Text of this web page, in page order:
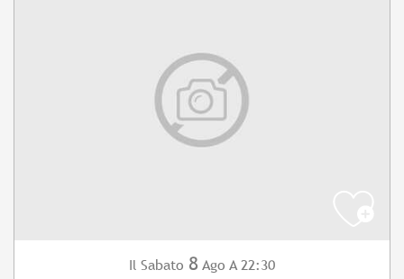
Il Sabato 8 Ago A 22:30